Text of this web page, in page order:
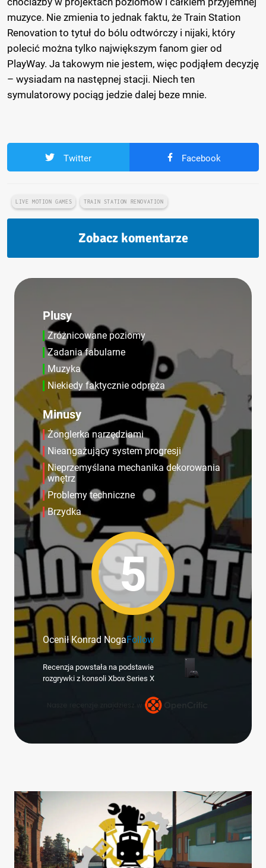
muzyce. Nie zmienia to jednak faktu, że Train Station
Renovation to tytuł do bólu odtwórczy i nijaki, który
polecić można tylko największym fanom gier od
PlayWay. Ja takowym nie jestem, więc podjąłem decyzję
– wysiadam na następnej stacji. Niech ten
symulatorowy pociąg jedzie dalej beze mnie.
Twitter Facebook
LIVE MOTION GAMES TRAIN STATION RENOVATION
Zobacz komentarze
Plusy
Zróżnicowane poziomy
Zadania fabularne
Muzyka
Niekiedy faktycznie odpręża
Minusy
Żonglerka narzędziami
Nieangażujący system progresji
Nieprzemyślana mechanika dekorowania
wnętrz
Problemy techniczne
Brzydka
5
Ocenił Konrad NogaFollow
Recenzja powstała na podstawie
rozgrywki z konsoli Xbox Series X